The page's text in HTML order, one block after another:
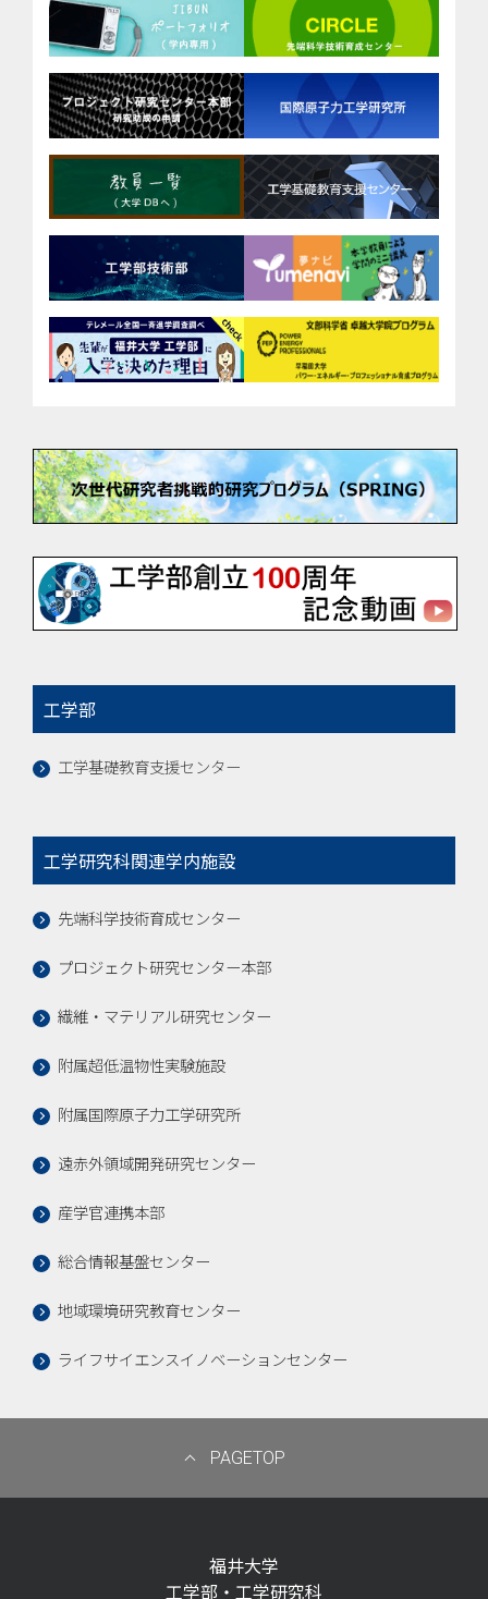
工学部
工学基礎教育支援センター
工学研究科関連学内施設
先端科学技術育成センター
プロジェクト研究センター本部
繊維・マテリアル研究センター
附属超低温物性実験施設
附属国際原子力工学研究所
遠赤外領域開発研究センター
産学官連携本部
総合情報基盤センター
地域環境研究教育センター
ライフサイエンスイノベーションセンター
PAGETOP
福井大学
工学部・工学研究科